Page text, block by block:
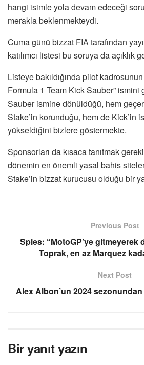
hangi isimle yola devam edeceği
merakla beklenmekteydi.
Cuma günü bizzat FIA tarafından
katılımcı listesi bu soruya da açıklık
Listeye bakıldığında pilot
Formula 1 Team Kick Sauber” ismini
Sauber ismine dönüldüğü, hem
Stake’in korunduğu, hem de Kick’in
yükseldiğini bizlere göstermekte.
Sponsorları da kısaca tanıtmak
dönemin en önemli yasal bahis
Stake’in bizzat kurucusu olduğu bir
Previous Post
Spies: “MotoGP’ye gitmeyerek
Toprak, en az Marquez
Next Post
Alex Albon’un 2024
Bir yanıt yazın